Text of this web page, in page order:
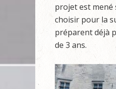
projet est mené
choisir pour la
préparent déjà
de 3 ans.